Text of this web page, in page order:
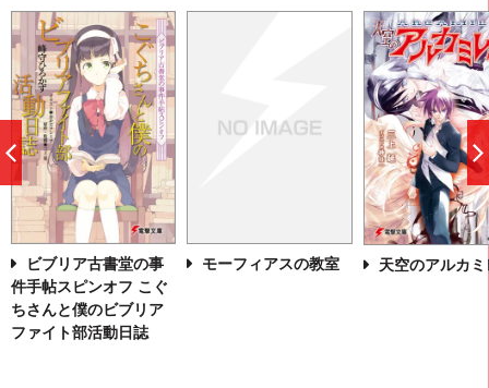
ビブリア古書堂の事
件手帖スピンオフ こぐ
ちさんと僕のビブリア
ファイト部活動日誌
モーフィアスの教室 天空のアルカミ
へ